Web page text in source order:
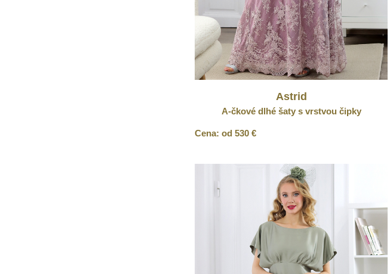
Astrid
A-čkové dlhé šaty s vrstvou čipky
Cena: od 530 €